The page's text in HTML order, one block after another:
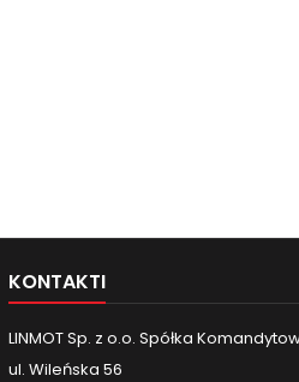
KONTAKTI
LINMOT Sp. z o.o. Spółka
ul. Wileńska 56